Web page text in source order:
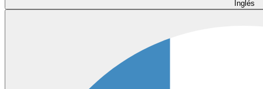
Inglés